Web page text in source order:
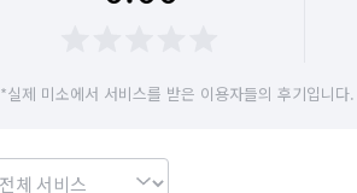
*실제 미소에서 서비스를 받은 이용자들의 후기입니다.